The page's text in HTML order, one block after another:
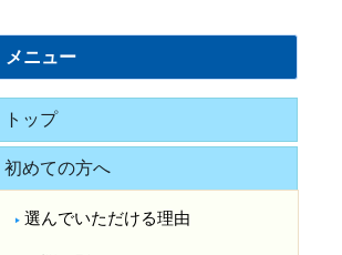
メニュー
トップ
初めての方へ
選んでいただける理由